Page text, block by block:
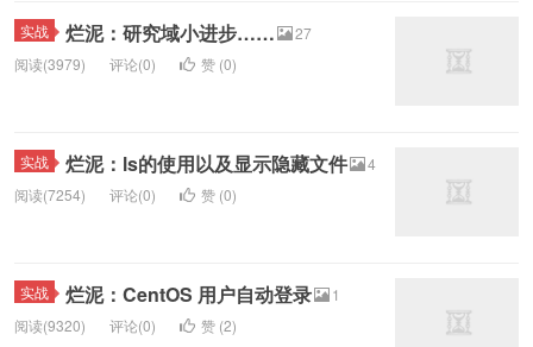
实战 烂泥：研究域小进步……
27
阅读(3979)
评论(0) 赞 (0)
实战 烂泥：ls的使用以及显示隐藏文件
4
阅读(7254)
评论(0) 赞 (0)
实战 烂泥：CentOS 用户自动登录
1
阅读(9320)
评论(0) 赞 (2)